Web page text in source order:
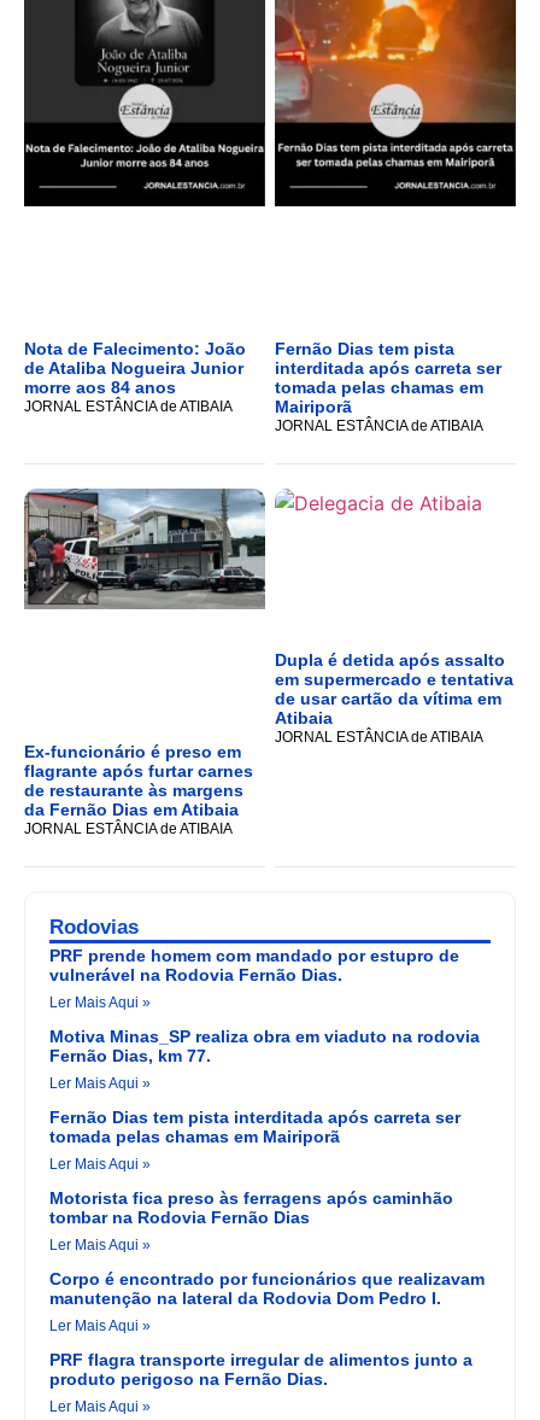
Nota de Falecimento: João
de Ataliba Nogueira Junior
morre aos 84 anos
JORNAL ESTÂNCIA de ATIBAIA
Fernão Dias tem pista
interditada após carreta ser
tomada pelas chamas em
Mairiporã
JORNAL ESTÂNCIA de ATIBAIA
Ex-funcionário é preso em
flagrante após furtar carnes
de restaurante às margens
da Fernão Dias em Atibaia
JORNAL ESTÂNCIA de ATIBAIA
Dupla é detida após assalto
em supermercado e tentativa
de usar cartão da vítima em
Atibaia
JORNAL ESTÂNCIA de ATIBAIA
Rodovias
PRF prende homem com mandado por estupro de
vulnerável na Rodovia Fernão Dias.
Ler Mais Aqui »
Motiva Minas_SP realiza obra em viaduto na rodovia
Fernão Dias, km 77.
Ler Mais Aqui »
Fernão Dias tem pista interditada após carreta ser
tomada pelas chamas em Mairiporã
Ler Mais Aqui »
Motorista fica preso às ferragens após caminhão
tombar na Rodovia Fernão Dias
Ler Mais Aqui »
Corpo é encontrado por funcionários que realizavam
manutenção na lateral da Rodovia Dom Pedro I.
Ler Mais Aqui »
PRF flagra transporte irregular de alimentos junto a
produto perigoso na Fernão Dias.
Ler Mais Aqui »